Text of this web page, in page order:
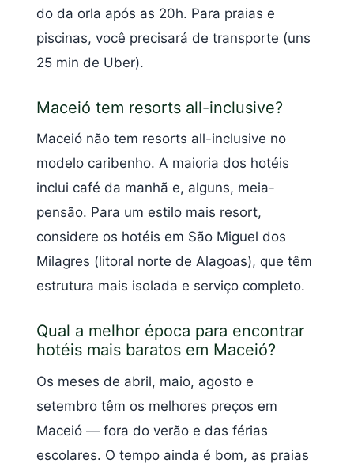
do da orla após as 20h. Para praias e
piscinas, você precisará de transporte (uns
25 min de Uber).
Maceió tem resorts all-inclusive?
Maceió não tem resorts all-inclusive no
modelo caribenho. A maioria dos hotéis
inclui café da manhã e, alguns, meia-
pensão. Para um estilo mais resort,
considere os hotéis em São Miguel dos
Milagres (litoral norte de Alagoas), que têm
estrutura mais isolada e serviço completo.
Qual a melhor época para encontrar
hotéis mais baratos em Maceió?
Os meses de abril, maio, agosto e
setembro têm os melhores preços em
Maceió — fora do verão e das férias
escolares. O tempo ainda é bom, as praias